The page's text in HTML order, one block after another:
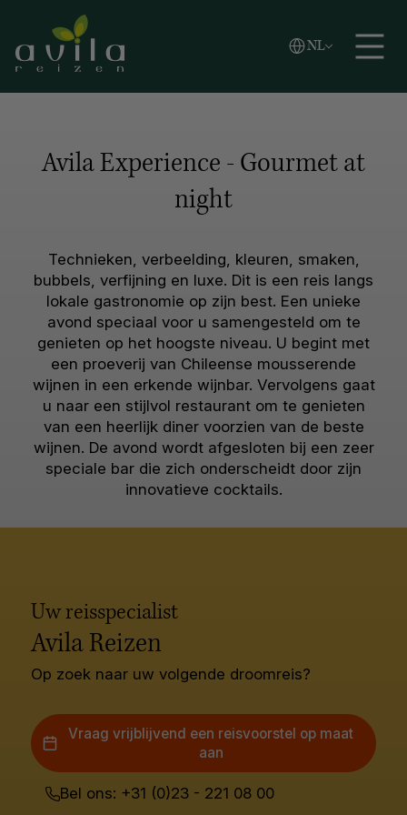
Zoeken
NL
Vlaams
English
Avila Experience - Gourmet at
night
Technieken, verbeelding, kleuren, smaken,
bubbels, verfijning en luxe. Dit is een reis langs
lokale gastronomie op zijn best. Een unieke
avond speciaal voor u samengesteld om te
genieten op het hoogste niveau. U begint met
een proeverij van Chileense mousserende
wijnen in een erkende wijnbar. Vervolgens gaat
u naar een stijlvol restaurant om te genieten
van een heerlijk diner voorzien van de beste
wijnen. De avond wordt afgesloten bij een zeer
speciale bar die zich onderscheidt door zijn
innovatieve cocktails.
Uw reisspecialist
Avila Reizen
Op zoek naar uw volgende droomreis?
Vraag vrijblijvend een reisvoorstel op maat
aan
Bel ons: +31 (0)23 - 221 08 00